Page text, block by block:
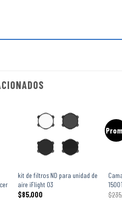
kit de filtros ND para unidad de
aire iFlight O3
$85,000
$